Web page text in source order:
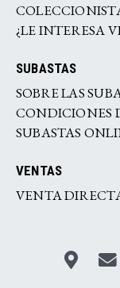
¿LE INTERESA
SUBASTAS
SOBRE LAS
CONDICIONES
SUBASTAS
VENTAS
VENTA